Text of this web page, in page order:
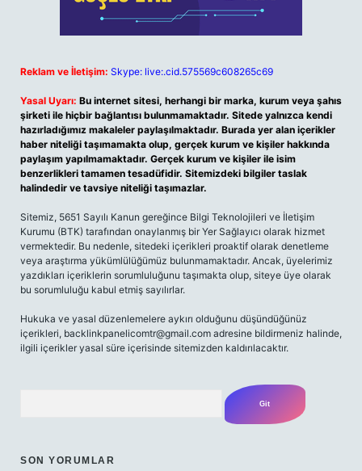
Reklam ve İletişim: Skype: live:.cid.575569c608265c69
Yasal Uyarı: Bu internet sitesi, herhangi bir marka, kurum veya şahıs
şirketi ile hiçbir bağlantısı bulunmamaktadır. Sitede yalnızca kendi
hazırladığımız makaleler paylaşılmaktadır. Burada yer alan içerikler
haber niteliği taşımamakta olup, gerçek kurum ve kişiler hakkında
paylaşım yapılmamaktadır. Gerçek kurum ve kişiler ile isim
benzerlikleri tamamen tesadüfidir. Sitemizdeki bilgiler taslak
halindedir ve tavsiye niteliği taşımazlar.
Sitemiz, 5651 Sayılı Kanun gereğince Bilgi Teknolojileri ve İletişim
Kurumu (BTK) tarafından onaylanmış bir Yer Sağlayıcı olarak hizmet
vermektedir. Bu nedenle, sitedeki içerikleri proaktif olarak denetleme
veya araştırma yükümlülüğümüz bulunmamaktadır. Ancak, üyelerimiz
yazdıkları içeriklerin sorumluluğunu taşımakta olup, siteye üye olarak
bu sorumluluğu kabul etmiş sayılırlar.
Hukuka ve yasal düzenlemelere aykırı olduğunu düşündüğünüz
içerikleri, backlinkpanelicomtr@gmail.com adresine bildirmeniz halinde,
ilgili içerikler yasal süre içerisinde sitemizden kaldırılacaktır.
SON YORUMLAR